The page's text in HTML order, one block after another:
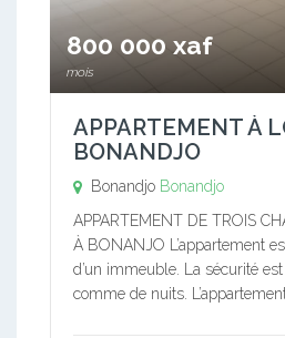
800 000 xaf
mois
APPARTEMENT À
BONANDJO
Bonandjo Bonandjo
APPARTEMENT DE TROIS
À BONANJO L’appartement
d’un immeuble. La sécurité
comme de nuits.